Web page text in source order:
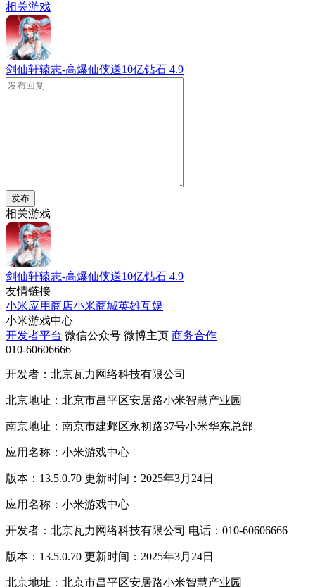
相关游戏
剑仙轩辕志-高爆仙侠送10亿钻石 4.9
发布
相关游戏
剑仙轩辕志-高爆仙侠送10亿钻石 4.9
友情链接
小米应用商店小米商城英雄互娱
小米游戏中心
开发者平台 微信公众号 微博主页 商务合作
010-60606666
开发者：北京瓦力网络科技有限公司
北京地址：北京市昌平区安居路小米智慧产业园
南京地址：南京市建邺区永初路37号小米华东总部
应用名称：小米游戏中心
版本：13.5.0.70 更新时间：2025年3月24日
应用名称：小米游戏中心
开发者：北京瓦力网络科技有限公司 电话：010-60606666
版本：13.5.0.70 更新时间：2025年3月24日
北京地址：北京市昌平区安居路小米智慧产业园